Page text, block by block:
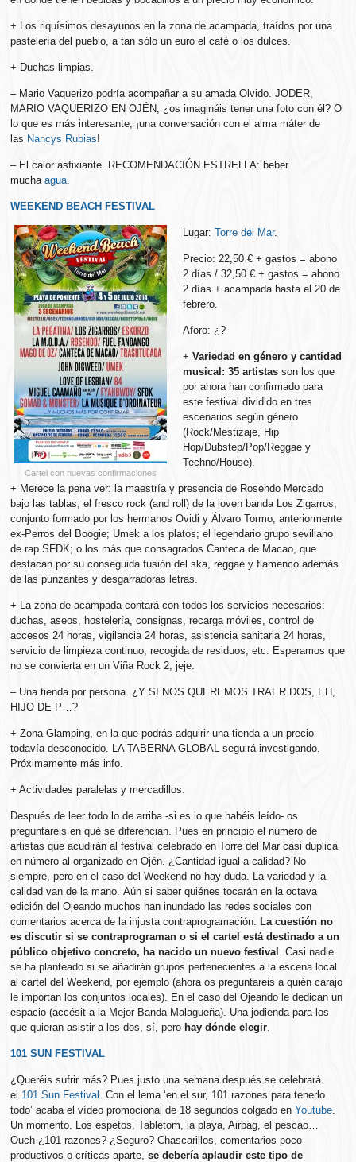
+ Los riquísimos desayunos en la zona de acampada, traídos por una
pastelería del pueblo, a tan sólo un euro el café o los dulces.
+ Duchas limpias.
– Mario Vaquerizo podría acompañar a su amada Olvido. JODER,
MARIO VAQUERIZO EN OJÉN, ¿os imagináis tener una foto con él? O
lo que es más interesante, ¡una conversación con el alma máter de
las Nancys Rubias!
– El calor asfixiante. RECOMENDACIÓN ESTRELLA: beber
muchaagua.
WEEKEND BEACH FESTIVAL
Cartel con nuevas confirmaciones
Lugar:Torre del Mar.
Precio: 22,50 € + gastos = abono
2 días / 32,50 € + gastos = abono
2 días + acampada hasta el 20 de
febrero.
Aforo: ¿?
+Variedad en género y cantidad
musical: 35 artistas son los que
por ahora han confirmado para
este festival dividido en tres
escenarios según género
(Rock/Mestizaje, Hip
Hop/Dubstep/Pop/Reggae y
Techno/House).
+ Merece la pena ver: la maestría y presencia de Rosendo Mercado
bajo las tablas; el fresco rock (and roll) de la joven banda Los Zigarros,
conjunto formado por los hermanos Ovidi y Álvaro Tormo, anteriormente
ex-Perros del Boogie; Umek a los platos; el legendario grupo sevillano
de rap SFDK; o los más que consagrados Canteca de Macao, que
destacan por su conseguida fusión del ska, reggae y flamenco además
de las punzantes y desgarradoras letras.
+ La zona de acampada contará con todos los servicios necesarios:
duchas, aseos, hostelería, consignas, recarga móviles, control de
accesos 24 horas, vigilancia 24 horas, asistencia sanitaria 24 horas,
servicio de limpieza continuo, recogida de residuos, etc. Esperamos que
no se convierta en un Viña Rock 2, jeje.
– Una tienda por persona. ¿Y SI NOS QUEREMOS TRAER DOS, EH,
HIJO DE P…?
+ Zona Glamping, en la que podrás adquirir una tienda a un precio
todavía desconocido. LA TABERNA GLOBAL seguirá investigando.
Próximamente más info.
+ Actividades paralelas y mercadillos.
Después de leer todo lo de arriba -si es lo que habéis leído- os
preguntaréis en qué se diferencian. Pues en principio el número de
artistas que acudirán al festival celebrado en Torre del Mar casi duplica
en número al organizado en Ojén. ¿Cantidad igual a calidad? No
siempre, pero en el caso del Weekend no hay duda. La variedad y la
calidad van de la mano. Aún si saber quiénes tocarán en la octava
edición del Ojeando muchos han inundado las redes sociales con
comentarios acerca de la injusta contraprogramación. La cuestión no
es discutir si se contraprograman o si el cartel está destinado a un
público objetivo concreto, ha nacido un nuevo festival . Casi nadie
se ha planteado si se añadirán grupos pertenecientes a la escena local
al cartel del Weekend, por ejemplo (ahora os preguntareis a quién carajo
le importan los conjuntos locales). En el caso del Ojeando le dedican un
espacio (accésit a la Mejor Banda Malagueña). Una jodienda para los
que quieran asistir a los dos, sí, pero hay dónde elegir.
101 SUN FESTIVAL
¿Queréis sufrir más? Pues justo una semana después se celebrará
el 101 Sun Festival . Con el lema ‘en el sur, 101 razones para tenerlo
todo’ acaba el vídeo promocional de 18 segundos colgado enYoutube.
Un momento. Los espetos, Tabletom, la playa, Airbag, el pescao…
Ouch ¿101 razones? ¿Seguro? Chascarillos, comentarios poco
productivos o críticas aparte,se debería aplaudir este tipo de